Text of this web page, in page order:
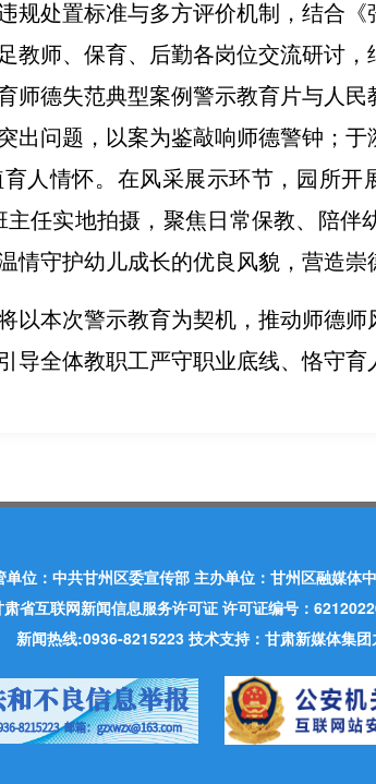
规处置标准与多方评价机制，结合
教师、保育、后勤各岗位交流研讨
师德失范典型案例警示教育片与人
出问题，以案为鉴敲响师德警钟；
人情怀。在风采展示环节，园所开
任实地拍摄，聚焦日常保教、陪伴
情守护幼儿成长的优良风貌，营造崇
以本次警示教育为契机，推动师德
导全体教职工严守职业底线、恪守
单位：中共甘州区委宣传部 主办单位：甘州区融媒体
肃省互联网新闻信息服务许可证 许可证编号：
新闻热线:0936-8215223 技术支持：甘肃新媒体集团